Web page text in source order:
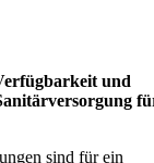
und
sind für ein